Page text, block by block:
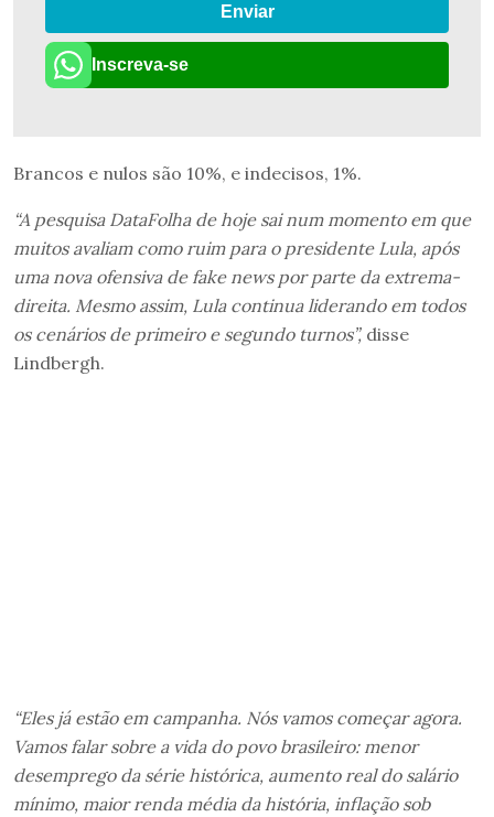
Enviar
Inscreva-se
Brancos e nulos são 10%, e indecisos, 1%.
“A pesquisa DataFolha de hoje sai num momento em que
muitos avaliam como ruim para o presidente Lula, após
uma nova ofensiva de fake news por parte da extrema-
direita. Mesmo assim, Lula continua liderando em todos
os cenários de primeiro e segundo turnos”, disse
Lindbergh.
“Eles já estão em campanha. Nós vamos começar agora.
Vamos falar sobre a vida do povo brasileiro: menor
desemprego da série histórica, aumento real do salário
mínimo, maior renda média da história, inflação sob